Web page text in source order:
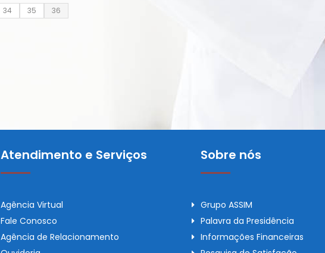
34 35 36
Atendimento e Serviços
Agência Virtual
Fale Conosco
Agência de Relacionamento
Sobre nós
Grupo ASSIM
Palavra da Presidência
Informações Financeiras